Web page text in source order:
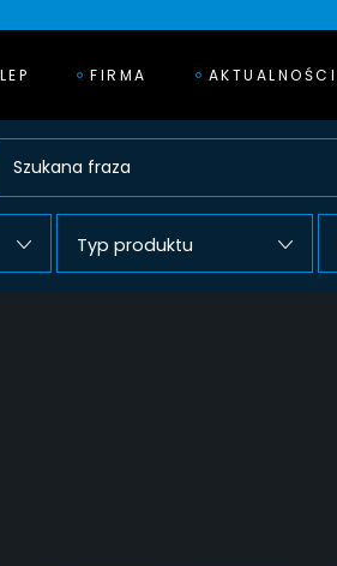
FIRMA AKTUALNOŚCI
Typ produktu